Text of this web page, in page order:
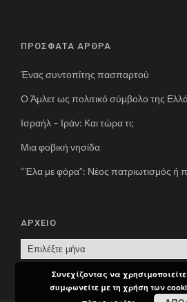
ΠΡΟΣΦΑΤΑ ΑΡΘΡΑ
Ένας συντοπίτης πασπαρτού
Ο Άμλετ ως πολιτικό σύμβολο της
Ισραήλ – Ιράν: Και τώρα τι;
Μια φοβική νησίδα
“Έλα με φόρα”: Νέος πατριωτισμός ή
ΑΡΧΕΙΟ
Ρ
Συνεχίζοντας να
συμφωνείτε με τη χρήση των